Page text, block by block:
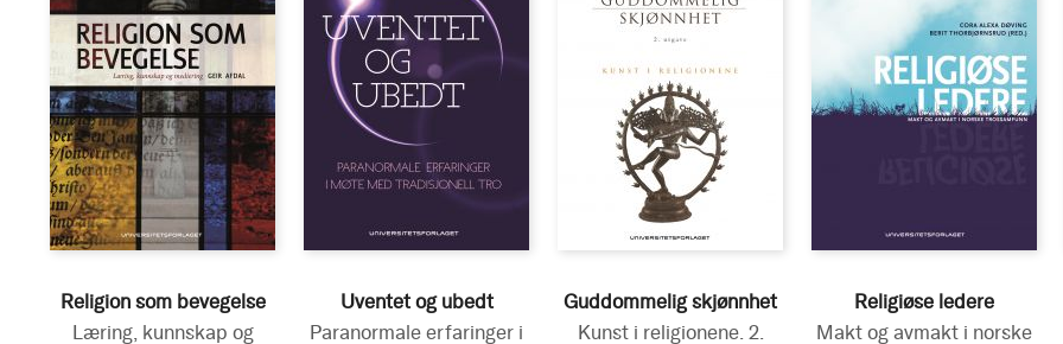
Religion som bevegelse
Læring, kunnskap og
Uventet og ubedt
Paranormale erfaringer i
Guddommelig skjønnhet
Kunst i religionene. 2.
Religiøse ledere
Makt og avmakt i norske